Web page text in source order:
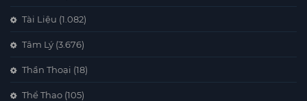
Tài Liệu (1.082)
Tâm Lý (3.676)
Thần Thoại (18)
Thể Thao (105)